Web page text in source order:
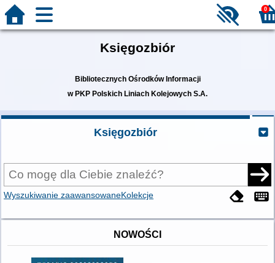
0
Księgozbiór
Bibliotecznych Ośrodków Informacji
w PKP Polskich Liniach Kolejowych S.A.
Księgozbiór
Wyszukiwanie zaawansowaneKolekcje
NOWOŚCI